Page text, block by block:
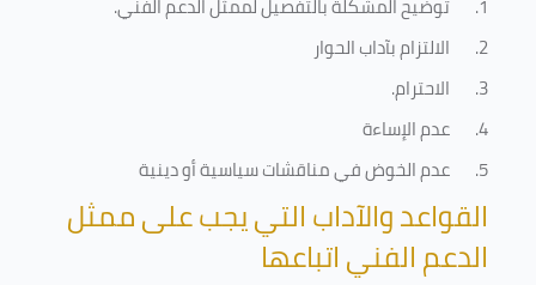
2.
الالتزام بآداب الحوار
3.
الاحترام.
4.
عدم الإساءة
5.
عدم الخوض في مناقشات سياسية أو دينية
القواعد والآداب التي يجب على ممثل
الدعم الفني اتباعها